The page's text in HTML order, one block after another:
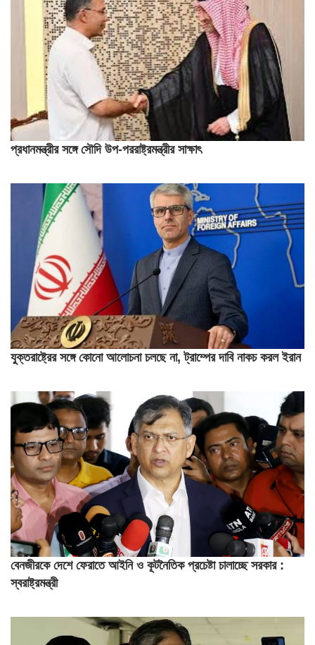
প্রধানমন্ত্রীর সঙ্গে সৌদি উপ-পররাষ্ট্রমন্ত্রীর সাক্ষাৎ
যুক্তরাষ্ট্রের সঙ্গে কোনো আলোচনা চলছে না, ট্রাম্পের দাবি নাকচ করল ইরান
বেনজীরকে দেশে ফেরাতে আইনি ও কূটনৈতিক প্রচেষ্টা চালাচ্ছে সরকার :
স্বরাষ্ট্রমন্ত্রী